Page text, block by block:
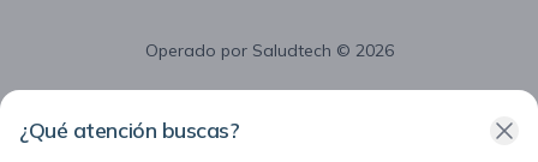
¿Qué atención buscas?
Operado por Saludtech © 2026